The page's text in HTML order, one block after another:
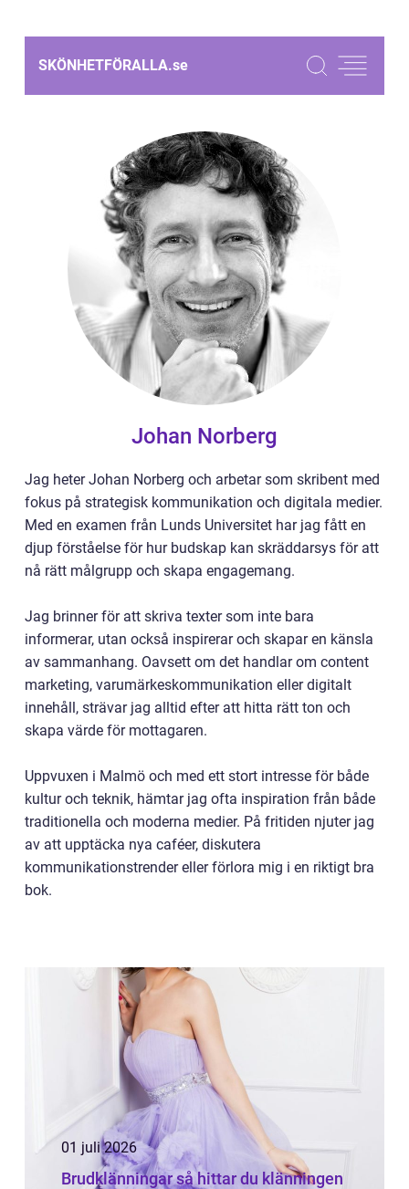
SKÖNHETFÖRALLA.se
Johan Norberg
Jag heter Johan Norberg och arbetar som skribent med
fokus på strategisk kommunikation och digitala medier.
Med en examen från Lunds Universitet har jag fått en
djup förståelse för hur budskap kan skräddarsys för att
nå rätt målgrupp och skapa engagemang.
Jag brinner för att skriva texter som inte bara
informerar, utan också inspirerar och skapar en känsla
av sammanhang. Oavsett om det handlar om content
marketing, varumärkeskommunikation eller digitalt
innehåll, strävar jag alltid efter att hitta rätt ton och
skapa värde för mottagaren.
Uppvuxen i Malmö och med ett stort intresse för både
kultur och teknik, hämtar jag ofta inspiration från både
traditionella och moderna medier. På fritiden njuter jag
av att upptäcka nya caféer, diskutera
kommunikationstrender eller förlora mig i en riktigt bra
bok.
01 juli 2026
Brudklänningar så hittar du klänningen